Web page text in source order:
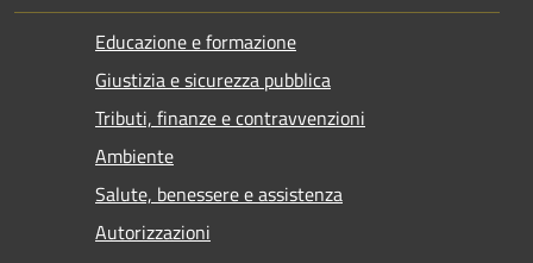
Educazione e formazione
Giustizia e sicurezza pubblica
Tributi, finanze e contravvenzioni
Ambiente
Salute, benessere e assistenza
Autorizzazioni